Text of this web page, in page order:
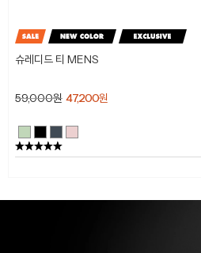
슈레디드 티 MENS
59,000원 47,200원